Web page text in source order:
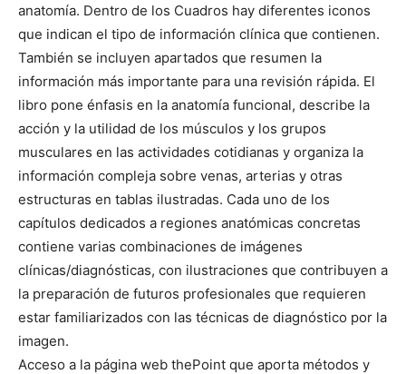
anatomía. Dentro de los Cuadros hay diferentes iconos
que indican el tipo de información clínica que contienen.
También se incluyen apartados que resumen la
información más importante para una revisión rápida. El
libro pone énfasis en la anatomía funcional, describe la
acción y la utilidad de los músculos y los grupos
musculares en las actividades cotidianas y organiza la
información compleja sobre venas, arterias y otras
estructuras en tablas ilustradas. Cada uno de los
capítulos dedicados a regiones anatómicas concretas
contiene varias combinaciones de imágenes
clínicas/diagnósticas, con ilustraciones que contribuyen a
la preparación de futuros profesionales que requieren
estar familiarizados con las técnicas de diagnóstico por la
imagen.
Acceso a la página web thePoint que aporta métodos y